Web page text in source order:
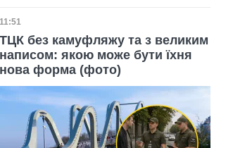
Дата публікації
11:51
ТЦК без камуфляжу та з великим
написом: якою може бути їхня
нова форма (фото)